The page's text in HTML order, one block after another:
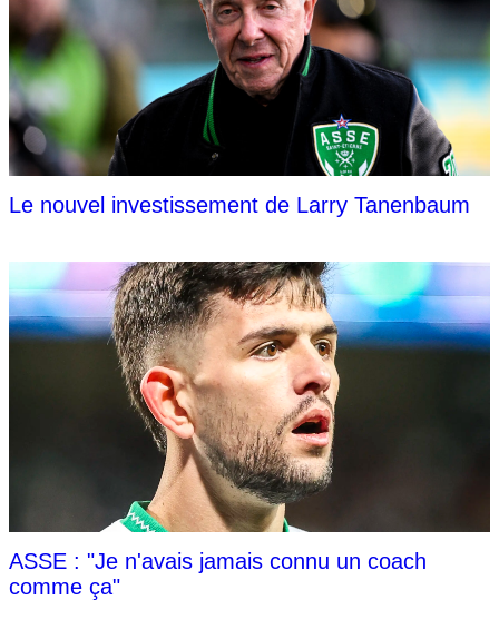
Le nouvel investissement de Larry Tanenbaum
ASSE : "Je n'avais jamais connu un coach
comme ça"